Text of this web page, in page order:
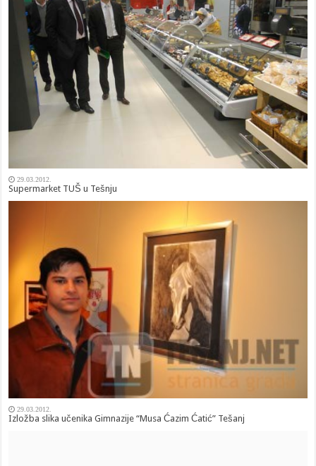
29.03.2012.
Supermarket TUŠ u Tešnju
29.03.2012.
Izložba slika učenika Gimnazije “Musa Ćazim Ćatić” Tešanj